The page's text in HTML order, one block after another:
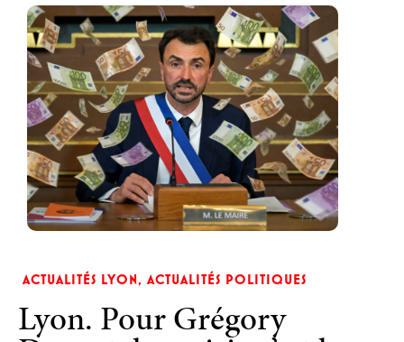
ACTUALITÉS LYON, ACTUALITÉS POLITIQUES
Lyon. Pour Grégory